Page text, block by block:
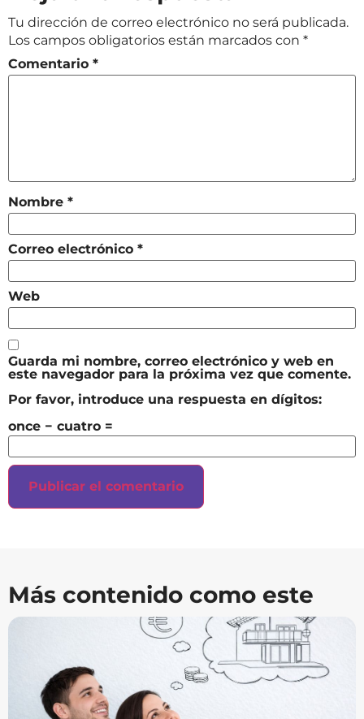
Tu dirección de correo electrónico no será publicada.
Los campos obligatorios están marcados con *
Comentario *
Nombre *
Correo electrónico *
Web
Guarda mi nombre, correo electrónico y web en
este navegador para la próxima vez que comente.
Por favor, introduce una respuesta en dígitos:
once − cuatro =
Más contenido como este